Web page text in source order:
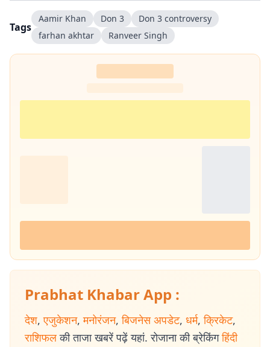
Tags
Aamir Khan Don 3
Don 3 controversy
farhan akhtar
Ranveer Singh
Prabhat Khabar App :
देश, एजुकेशन, मनोरंजन, बिजनेस अपडेट, धर्म, क्रिकेट,
राशिफल की ताजा खबरें पढ़ें यहां. रोजाना की ब्रेकिंग हिंदी